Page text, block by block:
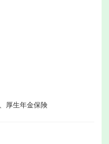
厚生年金保険